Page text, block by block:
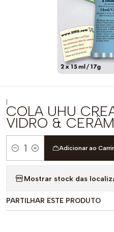
|
COLA UHU
VIDRO &
Quantidade
Adicionar ao
Mostrar stock das
PARTILHAR ESTE PRODUTO